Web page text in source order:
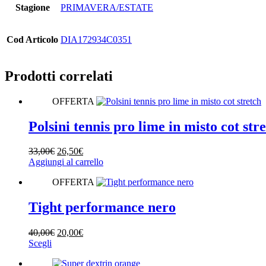
Stagione PRIMAVERA/ESTATE
Cod Articolo DIA172934C0351
Prodotti correlati
OFFERTA
Polsini tennis pro lime in misto cot
33,00€ Il
prezzo
era:
26,50€Il
prezzo
è:
Aggiungi al carrello
OFFERTA
Tight performance nero
40,00€ Il
20,00€Il
Scegli